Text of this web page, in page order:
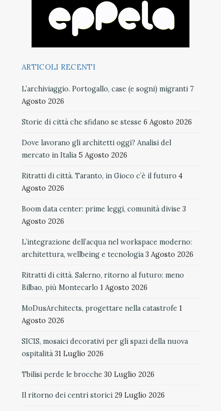
ARTICOLI RECENTI
L’archiviaggio. Portogallo, case (e sogni) migranti 7
Agosto 2026
Storie di città che sfidano se stesse 6 Agosto 2026
Dove lavorano gli architetti oggi? Analisi del
mercato in Italia 5 Agosto 2026
Ritratti di città. Taranto, in Gioco c’è il futuro 4
Agosto 2026
Boom data center: prime leggi, comunità divise 3
Agosto 2026
L’integrazione dell’acqua nel workspace moderno:
architettura, wellbeing e tecnologia 3 Agosto 2026
Ritratti di città. Salerno, ritorno al futuro: meno
Bilbao, più Montecarlo 1 Agosto 2026
MoDusArchitects, progettare nella catastrofe 1
Agosto 2026
SICIS, mosaici decorativi per gli spazi della nuova
ospitalità 31 Luglio 2026
Tbilisi perde le brocche 30 Luglio 2026
Il ritorno dei centri storici 29 Luglio 2026